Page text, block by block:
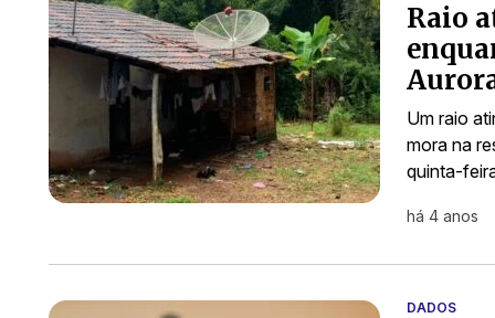
Raio
Um raio
mora na
quinta-
há 4 anos
DADOS